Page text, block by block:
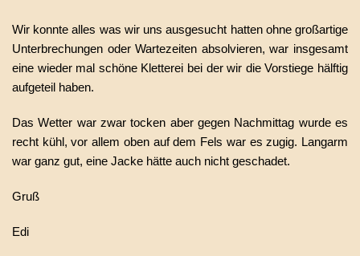
Wir konnte alles was wir uns ausgesucht hatten ohne großartige
Unterbrechungen oder Wartezeiten absolvieren, war insgesamt
eine wieder mal schöne Kletterei bei der wir die Vorstiege hälftig
aufgeteil haben.
Das Wetter war zwar tocken aber gegen Nachmittag wurde es
recht kühl, vor allem oben auf dem Fels war es zugig. Langarm
war ganz gut, eine Jacke hätte auch nicht geschadet.
Gruß
Edi